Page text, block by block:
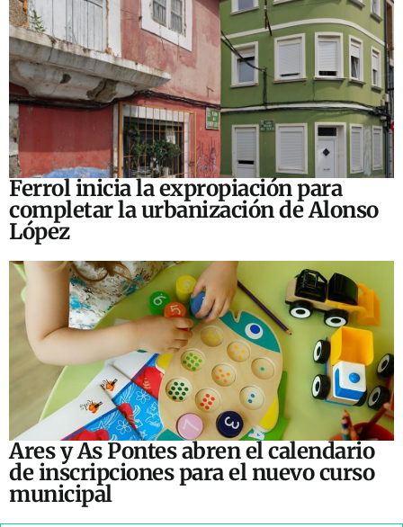
Ferrol inicia la expropiación para
completar la urbanización de Alonso
López
Ares y As Pontes abren el calendario
de inscripciones para el nuevo curso
municipal